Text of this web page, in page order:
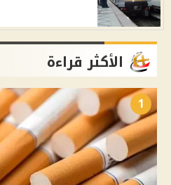
الأكثر قراءة
1